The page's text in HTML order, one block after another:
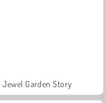
Jewel Garden Story